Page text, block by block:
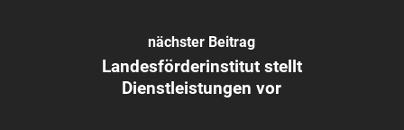
nächster Beitrag
Landesförderinstitut stellt
Dienstleistungen vor